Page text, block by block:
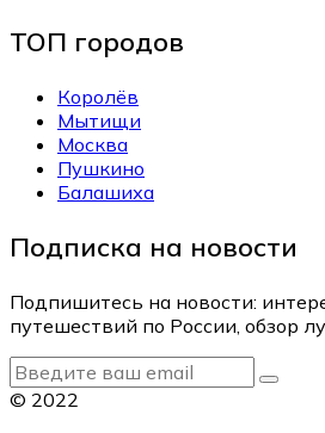
ТОП городов
Королёв
Мытищи
Москва
Пушкино
Балашиха
Подписка на новости
Подпишитесь на новости:
путешествий по России, обзор
© 2022